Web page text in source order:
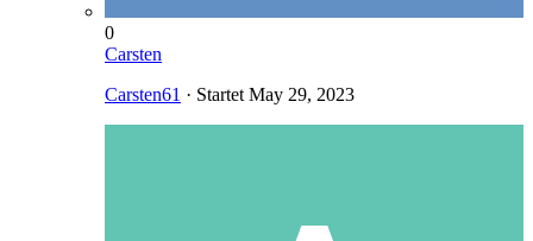
0
Carsten
Carsten61 · Startet May 29, 2023